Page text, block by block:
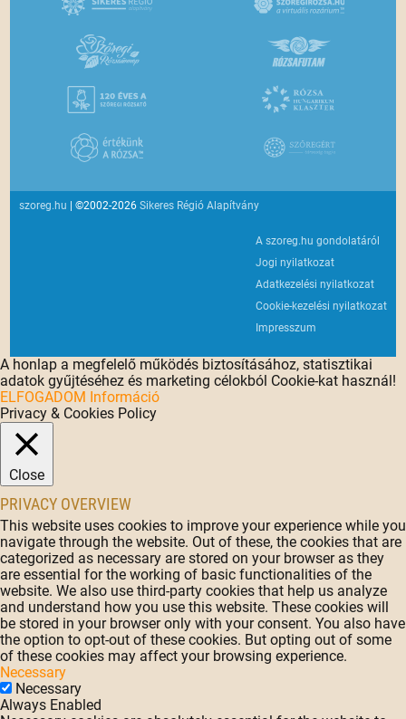
szoreg.hu | ©2002-2026Sikeres Régió Alapítvány
A szoreg.hu gondolatáról
Jogi nyilatkozat
Adatkezelési nyilatkozat
Cookie-kezelési nyilatkozat
Impresszum
A honlap a megfelelő működés biztosításához, statisztikai
adatok gyűjtéséhez és marketing célokból Cookie-kat használ!
ELFOGADOM Információ
Privacy & Cookies Policy
Close
PRIVACY OVERVIEW
This website uses cookies to improve your experience while you
navigate through the website. Out of these, the cookies that are
categorized as necessary are stored on your browser as they
are essential for the working of basic functionalities of the
website. We also use third-party cookies that help us analyze
and understand how you use this website. These cookies will
be stored in your browser only with your consent. You also have
the option to opt-out of these cookies. But opting out of some
of these cookies may affect your browsing experience.
Necessary
Necessary
Always Enabled